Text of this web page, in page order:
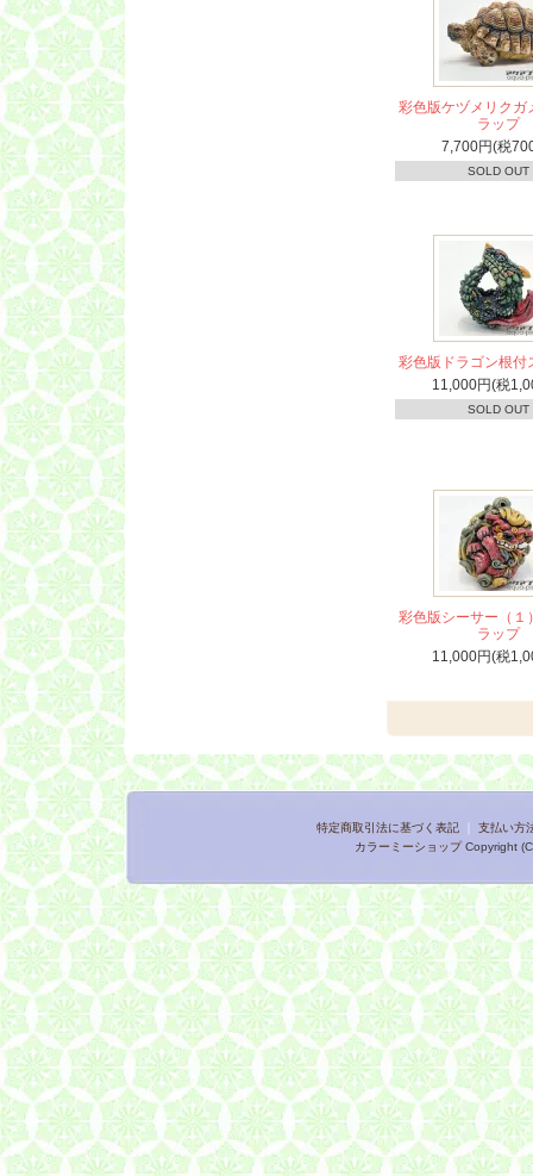
彩色版ケヅメリクガ
ラップ
7,700円(税
SOLD OUT
彩色版ドラゴン根付
11,000円(税
SOLD OUT
彩色版シーサー（１
ラップ
11,000円(税
特定商取引法に基づく表記
支払い方
カラーミーショップCopyright